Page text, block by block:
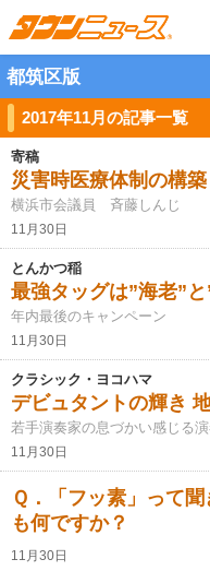
都筑区版
2017年11月の記事一覧
寄稿
災害時医療体制の構築
横浜市会議員 斉藤しんじ
11月30日
とんかつ稲
最強タッグは”海老”
年内最後のキャンペーン
11月30日
クラシック・ヨコハマ
デビュタントの輝き
若手演奏家の息づかい感じる
11月30日
Ｑ．「フッ素」って
も何ですか？
11月30日